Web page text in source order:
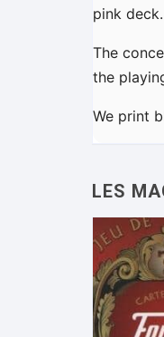
pink
The
the
We print